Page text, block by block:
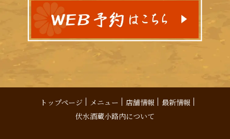
トップページ メニュー 店舗情報
最新情報
伏水酒蔵小路内について